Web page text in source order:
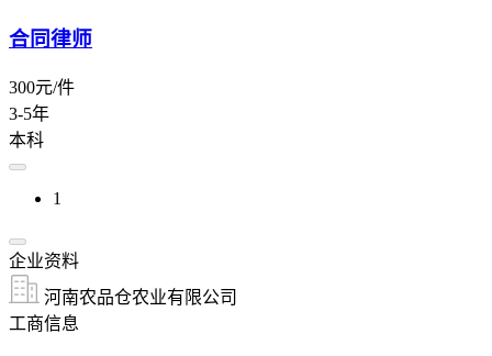
合同律师
300元/件
3-5年
本科
1
企业资料
河南农品仓农业有限公司
工商信息